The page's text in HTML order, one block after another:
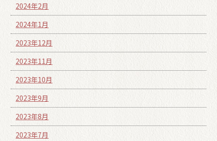
2024年2月
2024年1月
2023年12月
2023年11月
2023年10月
2023年9月
2023年8月
2023年7月